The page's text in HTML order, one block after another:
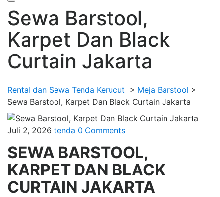
Sewa Barstool,
Karpet Dan Black
Curtain Jakarta
Rental dan Sewa Tenda Kerucut > Meja Barstool >
Sewa Barstool, Karpet Dan Black Curtain Jakarta
Juli 2, 2026 tenda 0 Comments
SEWA BARSTOOL,
KARPET DAN BLACK
CURTAIN JAKARTA